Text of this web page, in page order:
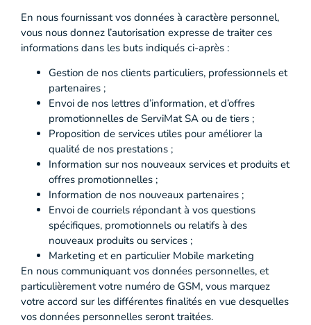
En nous fournissant vos données à caractère personnel,
vous nous donnez l’autorisation expresse de traiter ces
informations dans les buts indiqués ci-après :
Gestion de nos clients particuliers, professionnels et
partenaires ;
Envoi de nos lettres d’information, et d’offres
promotionnelles de ServiMat SA ou de tiers ;
Proposition de services utiles pour améliorer la
qualité de nos prestations ;
Information sur nos nouveaux services et produits et
offres promotionnelles ;
Information de nos nouveaux partenaires ;
Envoi de courriels répondant à vos questions
spécifiques, promotionnels ou relatifs à des
nouveaux produits ou services ;
Marketing et en particulier Mobile marketing
En nous communiquant vos données personnelles, et
particulièrement votre numéro de GSM, vous marquez
votre accord sur les différentes finalités en vue desquelles
vos données personnelles seront traitées.